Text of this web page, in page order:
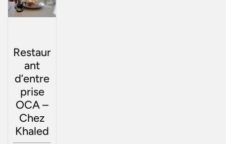
Restaur
ant
d’entre
prise
OCA –
Chez
Khaled